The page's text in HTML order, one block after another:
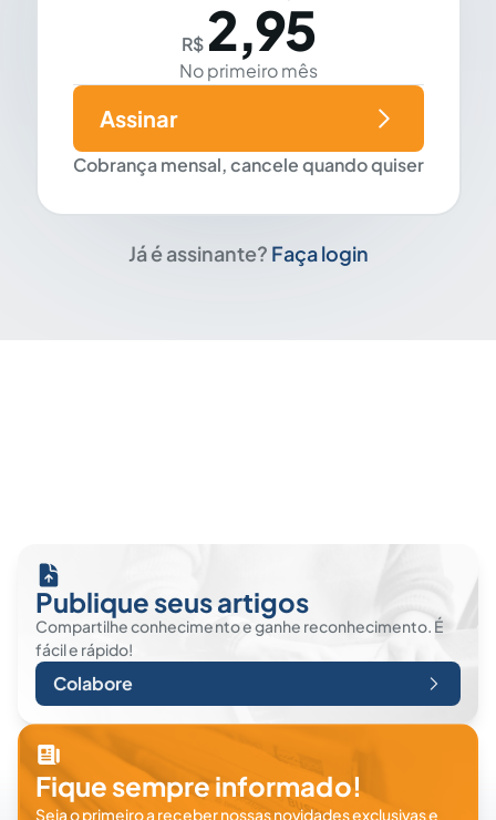
R$ 2,95
No primeiro mês
Cobrança mensal, cancele quando quiser
Assinar
Já é assinante? Faça login
Publique seus artigos
Compartilhe conhecimento e ganhe reconhecimento. É
fácil e rápido!
Colabore
Fique sempre informado!
Seja o primeiro a receber nossas novidades exclusivas e